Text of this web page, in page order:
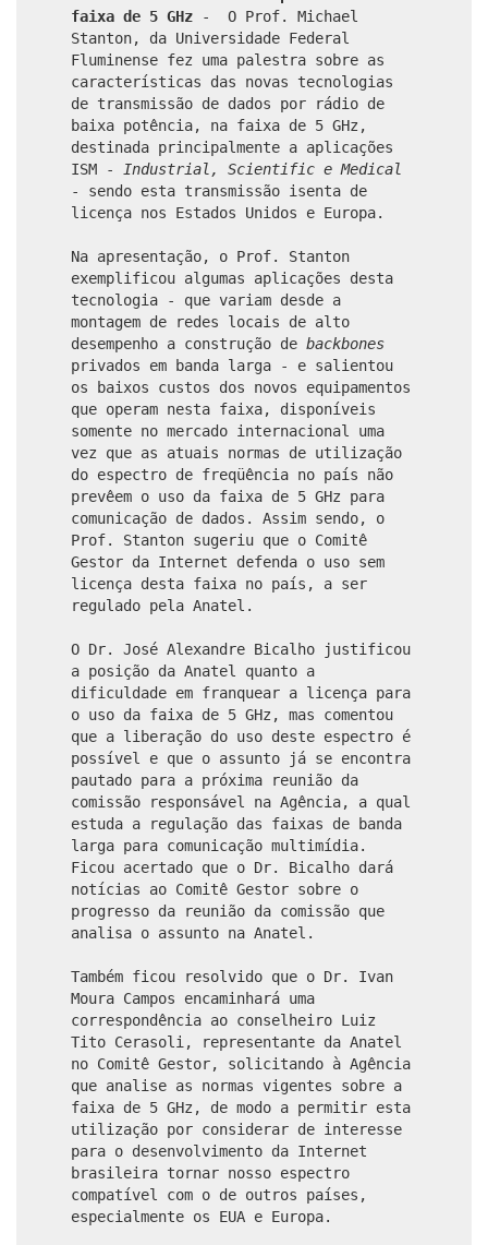
faixa de 5 GHz
-
O Prof. Michael
Stanton, da Universidade Federal
Fluminense fez uma palestra sobre as
características das novas tecnologias
de transmissão de dados por rádio de
baixa potência, na faixa de 5 GHz,
destinada principalmente a aplicações
ISM -
Industrial, Scientific e Medical
- sendo esta transmissão isenta de
licença nos Estados Unidos e Europa.
Na apresentação, o Prof. Stanton
exemplificou algumas aplicações desta
tecnologia - que variam desde a
montagem de redes locais de alto
desempenho a construção de backbones
privados em banda larga - e salientou
os baixos custos dos novos equipamentos
que operam nesta faixa, disponíveis
somente no mercado internacional uma
vez que as atuais normas de utilização
do espectro de freqüência no país não
prevêem o uso da faixa de 5 GHz para
comunicação de dados. Assim sendo, o
Prof. Stanton sugeriu que o Comitê
Gestor da Internet defenda o uso sem
licença desta faixa no país, a ser
regulado pela Anatel.
O Dr. José Alexandre Bicalho justificou
a posição da Anatel quanto a
dificuldade em franquear a licença para
o uso da faixa de 5 GHz, mas comentou
que a liberação do uso deste espectro é
possível e que o assunto já se encontra
pautado para a próxima reunião da
comissão responsável na Agência, a qual
estuda a regulação das faixas de banda
larga para comunicação multimídia.
Ficou acertado que o Dr. Bicalho dará
notícias ao Comitê Gestor sobre o
progresso da reunião da comissão que
analisa o assunto na Anatel.
Também ficou resolvido que o Dr. Ivan
Moura Campos encaminhará uma
correspondência ao conselheiro Luiz
Tito Cerasoli, representante da Anatel
no Comitê Gestor, solicitando à Agência
que analise as normas vigentes sobre a
faixa de 5 GHz, de modo a permitir esta
utilização por considerar de interesse
para o desenvolvimento da Internet
brasileira tornar nosso espectro
compatível com o de outros países,
especialmente os EUA e Europa.